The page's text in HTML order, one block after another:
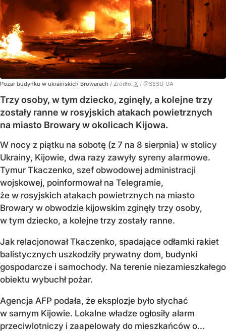
Pożar budynku w ukraińskich Browarach / Źródło: X / @SESU_UA
Trzy osoby, w tym dziecko, zginęły, a kolejne trzy
zostały ranne w rosyjskich atakach powietrznych
na miasto Browary w okolicach Kijowa.
W nocy z piątku na sobotę (z 7 na 8 sierpnia) w stolicy
Ukrainy, Kijowie, dwa razy zawyły syreny alarmowe.
Tymur Tkaczenko, szef obwodowej administracji
wojskowej, poinformował na Telegramie,
że w rosyjskich atakach powietrznych na miasto
Browary w obwodzie kijowskim zginęły trzy osoby,
w tym dziecko, a kolejne trzy zostały ranne.
Jak relacjonował Tkaczenko, spadające odłamki rakiet
balistycznych uszkodziły prywatny dom, budynki
gospodarcze i samochody. Na terenie niezamieszkałego
obiektu wybuchł pożar.
Agencja AFP podała, że eksplozje było słychać
w samym Kijowie. Lokalne władze ogłosiły alarm
przeciwlotniczy i zaapelowały do mieszkańców o...